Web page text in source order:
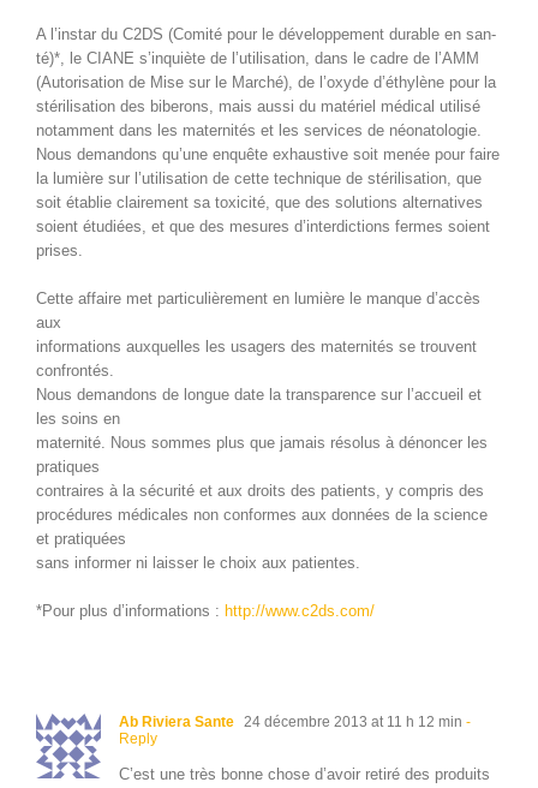
A l’instar du C2DS (Comité pour le développe­ment durable en san­
té)*, le CIANE s’inquiète de l’utilisation, dans le cadre de l’AMM
(Autori­sa­tion de Mise sur le Marché), de l’oxyde d’éthylène pour la
stéril­i­sa­tion des biberons, mais aus­si du matériel médi­cal util­isé
notam­ment dans les mater­nités et les ser­vices de néona­tolo­gie.
Nous deman­dons qu’une enquête exhaus­tive soit menée pour faire
la lumière sur l’utilisation de cette tech­nique de stéril­i­sa­tion, que
soit établie claire­ment sa tox­i­c­ité, que des solu­tions alter­na­tives
soient étudiées, et que des mesures d’interdictions fer­mes soient
prises.
Cette affaire met par­ti­c­ulière­ment en lumière le manque d’accès
aux
infor­ma­tions aux­quelles les usagers des mater­nités se trou­vent
confrontés.
Nous deman­dons de longue date la trans­parence sur l’ac­cueil et
les soins en
mater­nité. Nous sommes plus que jamais réso­lus à dénon­cer les
pratiques
con­traires à la sécu­rité et aux droits des patients, y com­pris des
procé­dures médi­cales non con­formes aux don­nées de la sci­ence
et pratiquées
sans informer ni laiss­er le choix aux patientes.
*Pour plus d’informations : http://www.c2ds.com/
Ab Riviera Sante 24 décembre 2013 at 11 h 12 min -
Reply
C’est une très bonne chose d’avoir retiré des pro­duits